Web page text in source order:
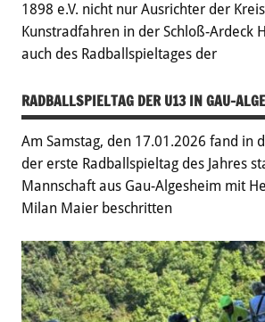
1898 e.V. nicht nur Ausrichter der
Kunstradfahren in der Schloß-Ardeck
auch des Radballspieltages der
RADBALLSPIELTAG DER U13 IN GAU-
Am Samstag, den 17.01.2026 fand in
der erste Radballspieltag des Jahres
Mannschaft aus Gau-Algesheim mit
Milan Maier beschritten